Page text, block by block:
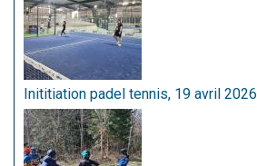
Inititiation padel tennis, 19 avril 2026